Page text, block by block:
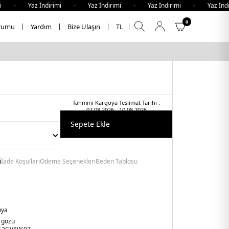
İndirimi - Yaz İndirimi - Yaz İndirimi -
Yardım Bize Ulaşın TL
0
Tahmini Kargoya Teslimat Tarihi :
07.08.2026 - 10.08.2026
Sepete Ekle
İade KoşullarıÖdeme SeçenekleriBeden Tablosu